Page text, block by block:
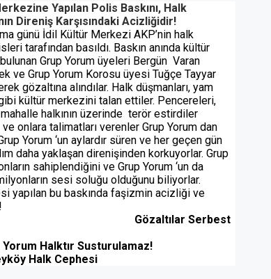
Yapılan Polis Baskını, Halk
Direniş Karşısındaki Acizliğidir!
günü İdil Kültür Merkezi AKP’nin halk
tarafından basıldı. Baskın anında kültür
Grup Yorum üyeleri Bergün Varan
ve Grup Yorum Korosu üyesi Tuğçe Tayyar
gözaltına alındılar. Halk düşmanları, yam
kültür merkezini talan ettiler. Pencereleri,
mahalle halkının üzerinde terör estirdiler
onlara talimatları verenler Grup Yorum dan
Yorum ‘un aylardır süren ve her geçen gün
daha yaklaşan direnişinden korkuyorlar. Grup
sahiplendiğini ve Grup Yorum ‘un da
sesi soluğu olduğunu biliyorlar.
yapılan bu baskında faşizmin acizliği ve
Serbest